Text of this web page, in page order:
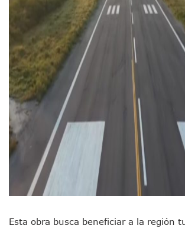
Detienen A Cuatro Hombres
Yussara Canales Pide
Adultos Mayores De Ixtapa
Mujeres Recorren Calles De
Bruno Blancas Convoca A Mesa
CUCosta E IMSS Nayarit
Videos De Presunto Convoy
Playa Las Cocinas: Retiran
Dr. Álvarez Zayas Dirige Plan
Por Desaparición Forzada,
“El Mayo” Zambada Es
Orgullo Vallartense: Zhoemí
Brigada Forense Brindará
Vecinos De Vallarta 500
Pelea De Extranjera Durante
Coordinan Operativo Para Las
Esta obra busca beneficiar a la región